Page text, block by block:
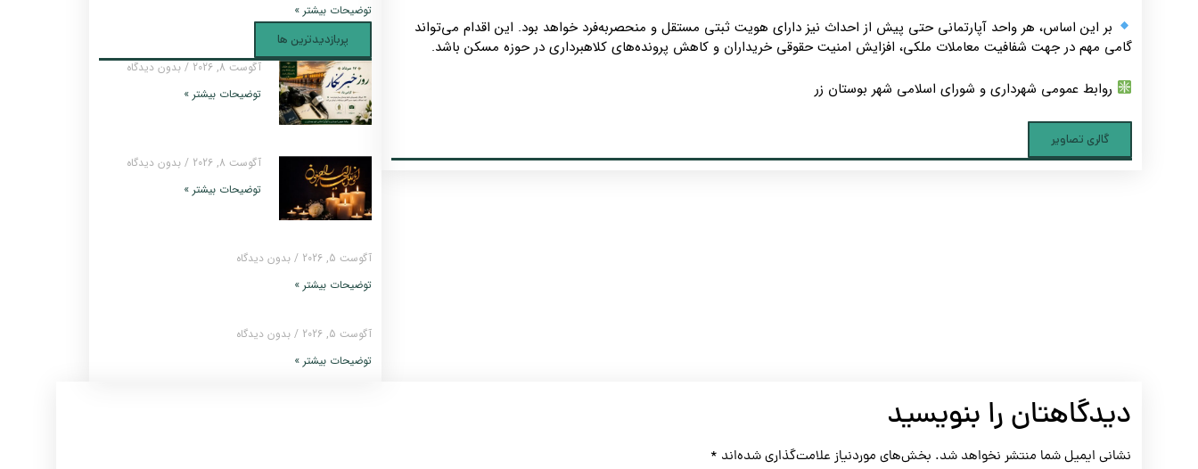
بر این اساس، هر واحد آپارتمانی حتی پیش از احداث نیز دارای هویت ثبتی مستقل و منحصربه‌فرد خواهد بود. این اقدام می‌تواند
گامی مهم در جهت شفافیت معاملات ملکی، افزایش امنیت حقوقی خریداران و کاهش پرونده‌های کلاهبرداری در حوزه مسکن باشد.
روابط عمومی شهرداری و شورای اسلامی شهر بوستان زر
گالری تصاویر
توضیحات بیشتر »
پربازدیدترین ها
آگوست 8, 2026
بدون دیدگاه
توضیحات بیشتر »
آگوست 8, 2026
بدون دیدگاه
توضیحات بیشتر »
آگوست 5, 2026
بدون دیدگاه
توضیحات بیشتر »
آگوست 5, 2026
بدون دیدگاه
توضیحات بیشتر »
دیدگاهتان را بنویسید
نشانی ایمیل شما منتشر نخواهد شد. بخش‌های موردنیاز علامت‌گذاری شده‌اند *